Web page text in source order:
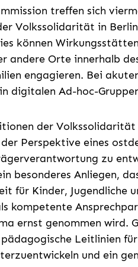
treffen sich
Volkssolidarität in
können
andere Orte innerhalb
engagieren. Bei
digitalen Ad-hoc-
der
Perspektive eines
zu
besonderes Anliegen,
für Kinder, Jugendliche
kompetente
ernst genommen wird.
Leitlinien
und ein